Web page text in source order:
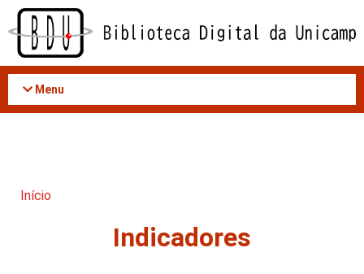
Acessar
conteúdo
Menu
Início
Indicadores